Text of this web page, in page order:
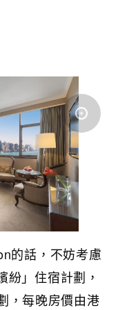
的話，不妨考慮
」住宿計劃，
，每晚房價由港